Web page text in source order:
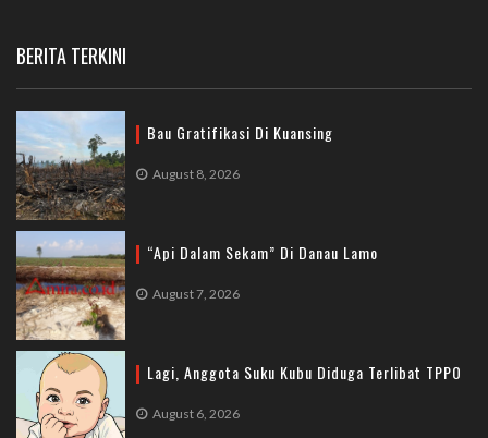
BERITA TERKINI
Bau Gratifikasi Di Kuansing
August 8, 2026
“Api Dalam Sekam” Di Danau Lamo
August 7, 2026
Lagi, Anggota Suku Kubu Diduga Terlibat TPPO
August 6, 2026